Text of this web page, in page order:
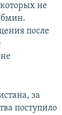
не
после
за
поступило